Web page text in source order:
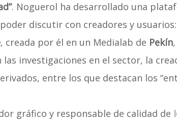
. Noguerol ha desarrollado una
discutir con creadores y
, creada por él en un Medialab de Pekín
investigaciones en el sector, la
entre los que destacan los
gráfico y responsable de calidad de